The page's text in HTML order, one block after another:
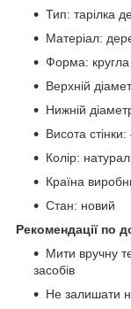
Тип: тарілка
Матеріал:
Форма: кругла
Верхній
Нижній
Висота
Колір:
Країна
Стан: новий
Рекомендації по
Мити вручну
засобів
Не залишати